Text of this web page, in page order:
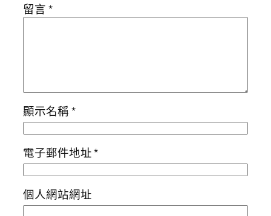
留言*
顯示名稱*
電子郵件地址*
個人網站網址